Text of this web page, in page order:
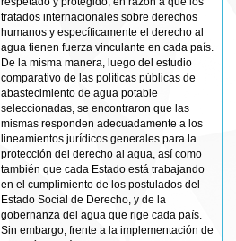
tratados internacionales sobre derechos
humanos y específicamente el derecho al
agua tienen fuerza vinculante en cada país.
De la misma manera, luego del estudio
comparativo de las políticas públicas de
abastecimiento de agua potable
seleccionadas, se encontraron que las
mismas responden adecuadamente a los
lineamientos jurídicos generales para la
protección del derecho al agua, así como
también que cada Estado está trabajando
en el cumplimiento de los postulados del
Estado Social de Derecho, y de la
gobernanza del agua que rige cada país.
Sin embargo, frente a la implementación de